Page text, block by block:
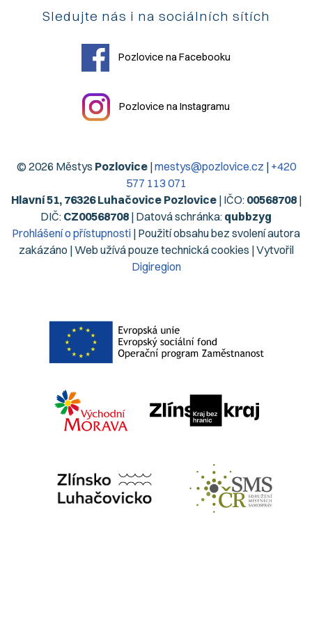
Sledujte nás i na sociálních sítích
Pozlovice na Facebooku
Pozlovice na Instagramu
© 2026 Městys Pozlovice|mestys@pozlovice.cz | +420
577 113 071
Hlavní 51, 76326 Luhačovice Pozlovice| IČO: 00568708|
DIČ: CZ00568708 | Datová schránka: qubbzyg
Prohlášení o přístupnosti | Použití obsahu bez svolení autora
zakázáno | Web užívá pouze technická cookies | Vytvořil
Digiregion